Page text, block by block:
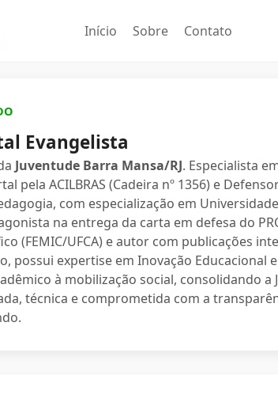
Início Sobre Contato
Evangelista
Juventude Barra Mansa/RJ. Especialista
pela ACILBRAS (Cadeira nº 1356) e
com especialização em
na entrega da carta em defesa do
(FEMIC/UFCA) e autor com publicações
possui expertise em Inovação Educacional
à mobilização social, consolidando a
técnica e comprometida com a